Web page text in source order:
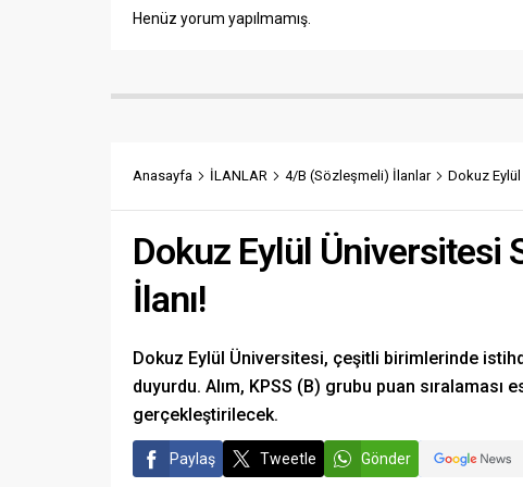
Henüz yorum yapılmamış.
Anasayfa İLANLAR 4/B (Sözleşmeli) İlanlar Dokuz
Dokuz Eylül Üniversitesi
İlanı!
Dokuz Eylül Üniversitesi, çeşitli birimlerinde
duyurdu. Alım, KPSS (B) grubu puan sıralaması
gerçekleştirilecek.
Paylaş Tweetle Gönder